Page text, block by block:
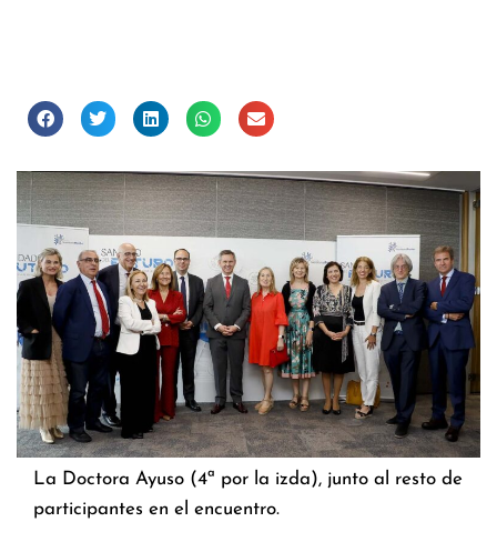
La Doctora Ayuso (4ª por la izda), junto al resto de
participantes en el encuentro.